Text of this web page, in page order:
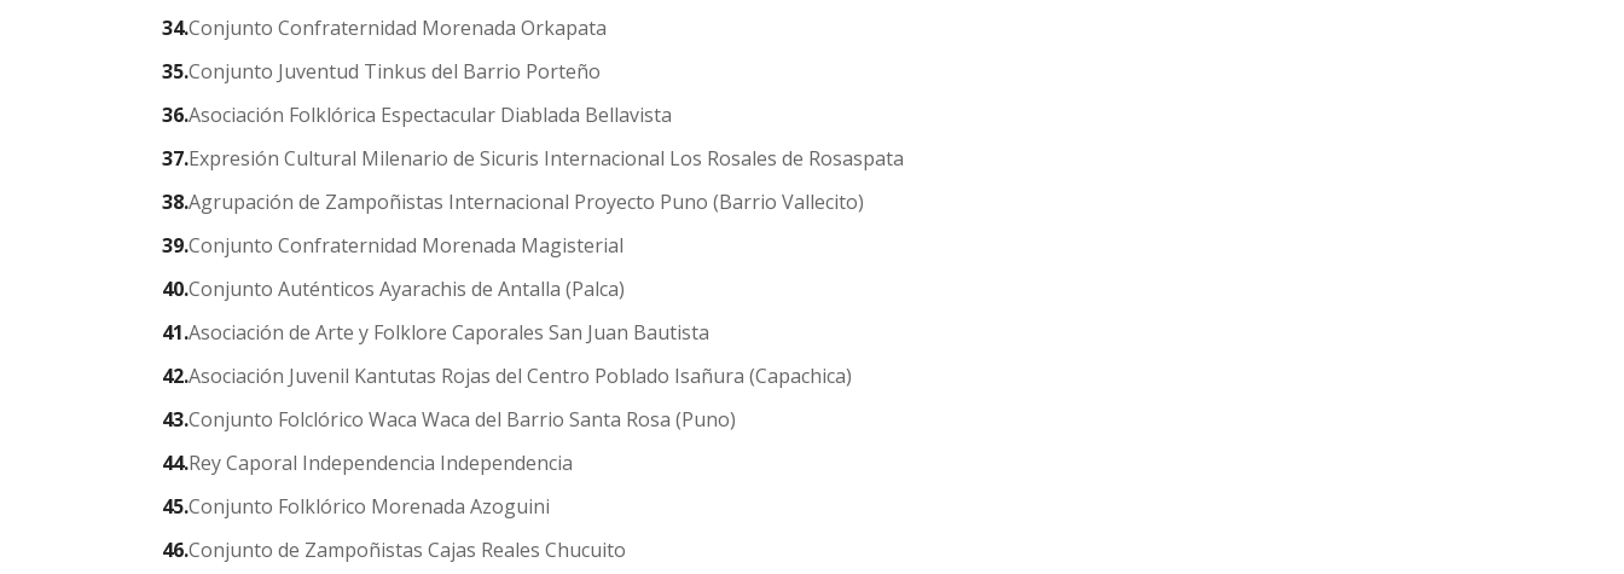
Conjunto Confraternidad Morenada Orkapata
Conjunto Juventud Tinkus del Barrio Porteño
Asociación Folklórica Espectacular Diablada Bellavista
Expresión Cultural Milenario de Sicuris Internacional Los Rosales de Rosaspata
Agrupación de Zampoñistas Internacional Proyecto Puno (Barrio Vallecito)
Conjunto Confraternidad Morenada Magisterial
Conjunto Auténticos Ayarachis de Antalla (Palca)
Asociación de Arte y Folklore Caporales San Juan Bautista
Asociación Juvenil Kantutas Rojas del Centro Poblado Isañura (Capachica)
Conjunto Folclórico Waca Waca del Barrio Santa Rosa (Puno)
Rey Caporal Independencia Independencia
Conjunto Folklórico Morenada Azoguini
Conjunto de Zampoñistas Cajas Reales Chucuito